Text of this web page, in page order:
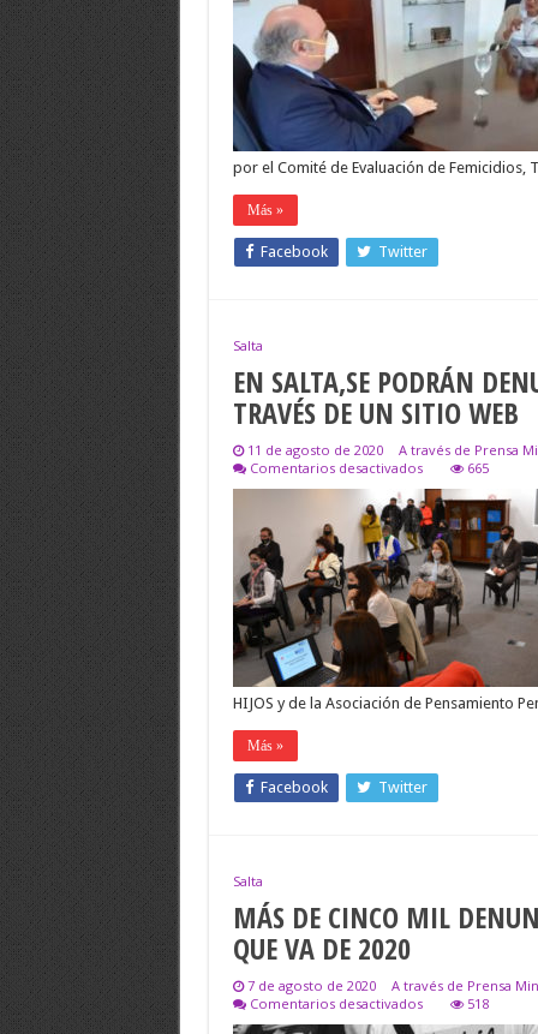
TRANS,EN
MINISTERIO
PUBLICO
FISCAL
por el Comité de Evaluación de Femicidios,
Más »
Facebook Twitter
Salta
EN SALTA,SE PODRÁN
TRAVÉS DE UN SITIO WEB
11 de agosto de 2020 A través de Prensa
Comentarios desactivadosen
EN
SALTA,SE
PODRÁN
DENUNCIAR
LOS
ABUSOS
POLICIALES
A
TRAVÉS
DE
UN
SITIO
WEB
665
HIJOS y de la Asociación de Pensamiento
Más »
Facebook Twitter
Salta
MÁS DE CINCO MIL
QUE VA DE 2020
7 de agosto de 2020 A través de Prensa
Comentarios desactivadosen
MÁS
518